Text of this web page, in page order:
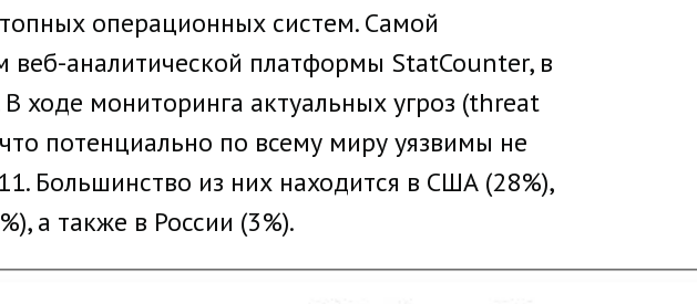
операционных систем. Самой
аналитической платформы StatCounter, в
ходе мониторинга актуальных угроз (threat
потенциально по всему миру уязвимы не
Большинство из них находится в США (28%),
а также в России (3%).